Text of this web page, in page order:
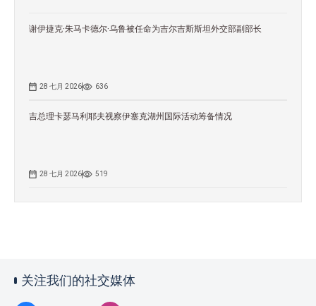
谢伊捷克·朱马卡德尔·乌鲁被任命为吉尔吉斯斯坦外交部副部长
28 七月 2026 636
吉总理卡瑟马利耶夫视察伊塞克湖州国际活动筹备情况
28 七月 2026 519
关注我们的社交媒体